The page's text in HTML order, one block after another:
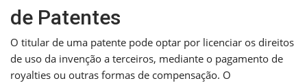
de Patentes
O titular de uma patente pode optar por licenciar os direitos
de uso da invenção a terceiros, mediante o pagamento de
royalties ou outras formas de compensação. O